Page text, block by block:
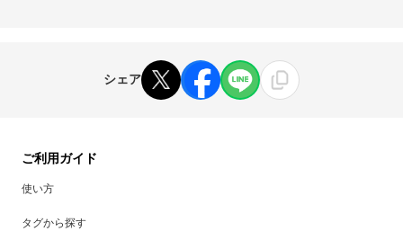
シェア
ご利用ガイド
使い方
タグから探す